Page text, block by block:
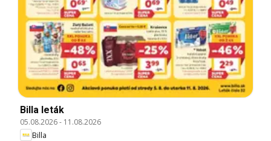
Billa leták
05.08.2026- 11.08.2026
Billa